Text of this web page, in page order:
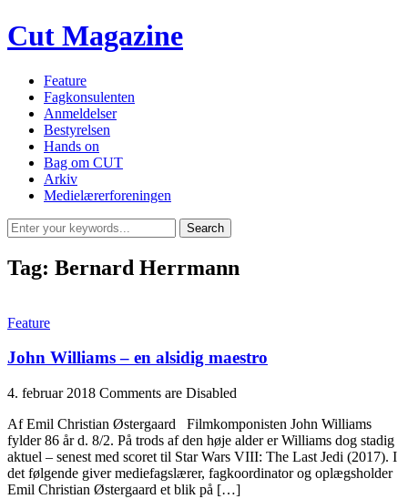
Cut Magazine
Feature
Fagkonsulenten
Anmeldelser
Bestyrelsen
Hands on
Bag om CUT
Arkiv
Medielærerforeningen
Tag: Bernard Herrmann
Feature
John Williams – en alsidig maestro
4. februar 2018 Comments are Disabled
Af Emil Christian Østergaard Filmkomponisten John Williams
fylder 86 år d. 8/2. På trods af den høje alder er Williams dog stadig
aktuel – senest med scoret til Star Wars VIII: The Last Jedi (2017). I
det følgende giver mediefagslærer, fagkoordinator og oplægsholder
Emil Christian Østergaard et blik på […]